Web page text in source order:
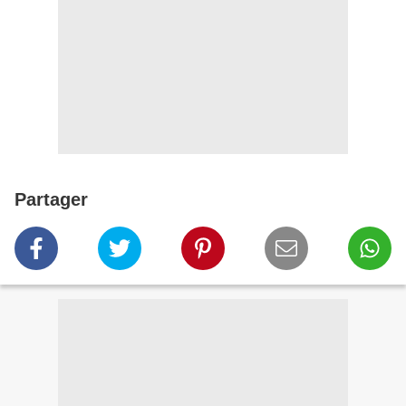
Partager